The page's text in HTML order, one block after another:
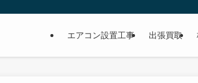
エアコン設置工事 出張買取